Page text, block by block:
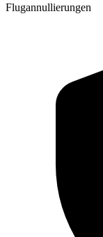
Flugannullierungen